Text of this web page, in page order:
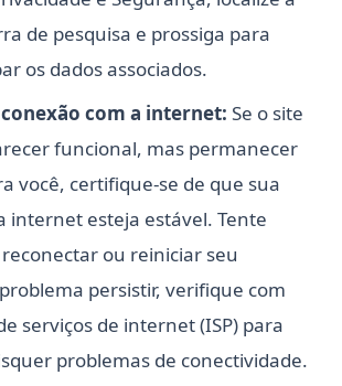
de pesquisa e prossiga para
os dados associados.
com a internet: Se o site
funcional, mas permanecer
você, certifique-se de que sua
internet esteja estável. Tente
ou reiniciar seu
persistir, verifique com
serviços de internet (ISP) para
problemas de conectividade.